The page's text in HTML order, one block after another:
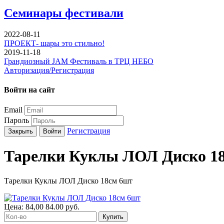
Семинары фестивали
2022-08-11
ПРОЕКТ- шары это стильно!
2019-11-18
Грандиозный JAM Фестиваль в ТРЦ НЕБО
Авторизация/Регистрация
Войти на сайт
Email
Пароль
Закрыть Войти Регистрация
Тарелки Куклы ЛОЛ Диско
Тарелки Куклы ЛОЛ Диско 18см 6шт
Цена: 84,00 84.00 руб.
Купить